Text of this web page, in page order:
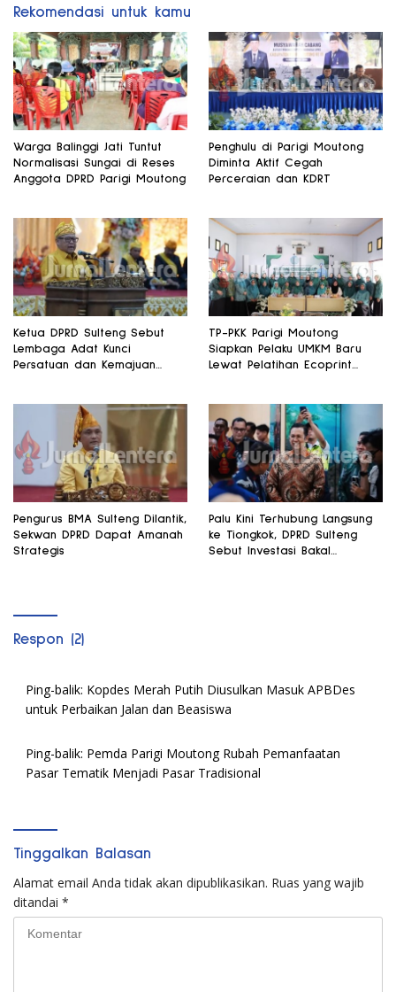
Rekomendasi untuk kamu
Warga Balinggi Jati Tuntut
Normalisasi Sungai di Reses
Anggota DPRD Parigi Moutong
Penghulu di Parigi Moutong
Diminta Aktif Cegah
Perceraian dan KDRT
Ketua DPRD Sulteng Sebut
Lembaga Adat Kunci
Persatuan dan Kemajuan
TP-PKK Parigi Moutong
Siapkan Pelaku UMKM Baru
Lewat Pelatihan Ecoprint
Pengurus BMA Sulteng Dilantik,
Sekwan DPRD Dapat Amanah
Strategis
Palu Kini Terhubung Langsung
ke Tiongkok, DPRD Sulteng
Sebut Investasi Bakal
Respon (2)
Ping-balik: Kopdes Merah Putih Diusulkan Masuk APBDes
untuk Perbaikan Jalan dan Beasiswa
Ping-balik: Pemda Parigi Moutong Rubah Pemanfaatan
Pasar Tematik Menjadi Pasar Tradisional
Tinggalkan Balasan
Alamat email Anda tidak akan dipublikasikan. Ruas yang wajib
ditandai *